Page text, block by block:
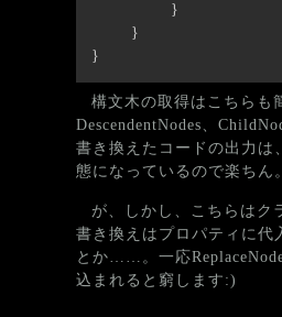
}
}
}
構文木の取得はこちらも
DescendentNodes、
書き換えたコードの出力は
態になっているので楽ちん。
が、しかし、こちらはク
書き換えはプロパティに
とか……。一応
込まれると窮します:)